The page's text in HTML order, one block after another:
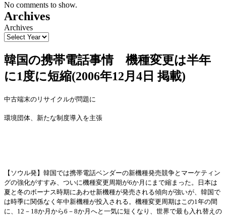
No comments to show.
Archives
Archives
韓国の携帯電話事情 機種変更は半年
に1度に短縮(2006年12月4日 掲載)
中古端末のリサイクルが問題に
環境団体、新たな制度導入を主張
【ソウル発】韓国では携帯電話ベンダーの新機種発売競争とマーケティン
グの強化がすすみ、ついに機種変更周期が6か月にまで縮まった。日本は
夏と冬のボーナス時期にあわせ新機種が発売される傾向が強いが、韓国で
は時季に関係なく年中新機種が投入される。機種変更周期はこの1年の間
に、12－18か月から6－8か月へと一気に短くなり、世界で最も入れ替えの